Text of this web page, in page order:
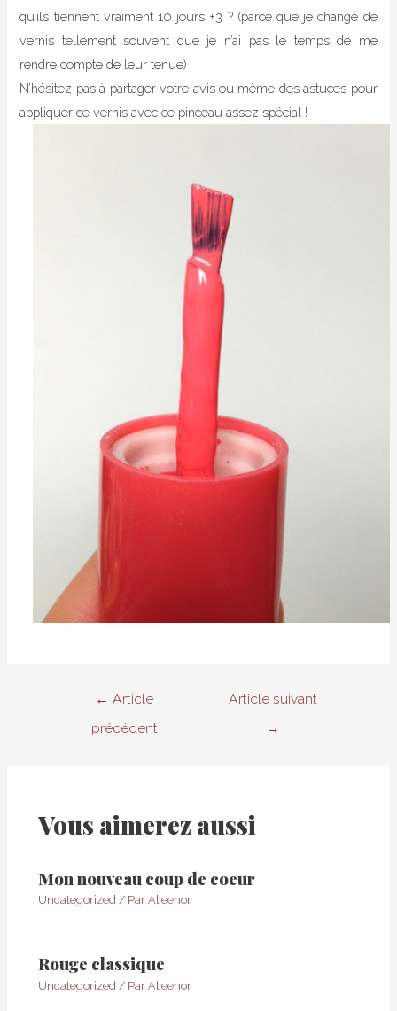
qu’ils tiennent vraiment 10 jours +3 ? (parce que je change de
vernis tellement souvent que je n’ai pas le temps de me
rendre compte de leur tenue)
N’hésitez pas à partager votre avis ou même des astuces pour
appliquer ce vernis avec ce pinceau assez spécial !
Navigation
← Article
précédent
Article suivant
→
Vous aimerez aussi
Mon nouveau coup de coeur
Uncategorized / Par Alieenor
Rouge classique
Uncategorized / Par Alieenor